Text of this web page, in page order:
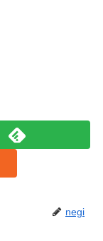
negi